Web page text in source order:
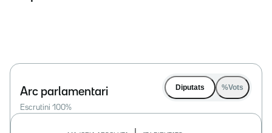
Arc parlamentari
Escrutini 100%
Diputats %Vots